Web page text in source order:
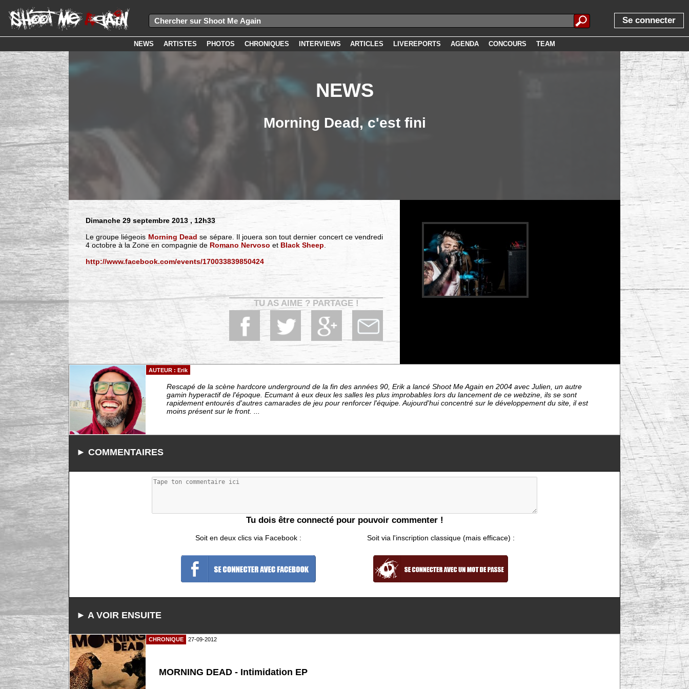
Se connecter
NEWS ARTISTES PHOTOS CHRONIQUES INTERVIEWS ARTICLES LIVEREPORTS AGENDA CONCOURS TEAM
NEWS
Morning Dead, c'est fini
Dimanche 29 septembre 2013 , 12h33
Le groupe liégeois Morning Dead se sépare. Il jouera son tout dernier concert ce vendredi
4 octobre à la Zone en compagnie de Romano Nervoso et Black Sheep.
http://www.facebook.com/events/170033839850424
TU AS AIME ? PARTAGE !
AUTEUR : Erik
Rescapé de la scène hardcore underground de la fin des années 90, Erik a lancé Shoot Me Again en 2004 avec Julien, un autre
gamin hyperactif de l'époque. Ecumant à eux deux les salles les plus improbables lors du lancement de ce webzine, ils se sont
rapidement entourés d'autres camarades de jeu pour renforcer l'équipe. Aujourd'hui concentré sur le développement du site, il est
moins présent sur le front. ...
► COMMENTAIRES
Tu dois être connecté pour pouvoir commenter !
Soit en deux clics via Facebook : Soit via l'inscription classique (mais efficace) :
► A VOIR ENSUITE
CHRONIQUE 27-09-2012
MORNING DEAD - Intimidation EP